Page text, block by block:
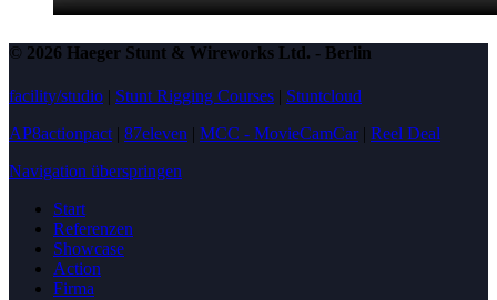
© 2026 Haeger Stunt & Wireworks Ltd. - Berlin
facility/studio | Stunt Rigging Courses | Stuntcloud
AP8actionpact| 87eleven | MCC - MovieCamCar| Reel Deal
Navigation überspringen
Start
Referenzen
Showcase
Action
Firma